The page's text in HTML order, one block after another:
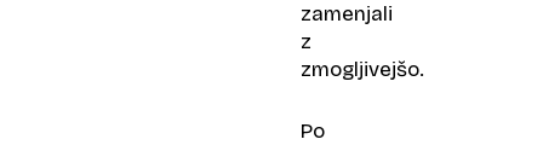
zamenjali
z
zmogljivejšo.
Po